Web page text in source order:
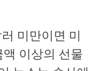
미만이면 미
이상의 선물